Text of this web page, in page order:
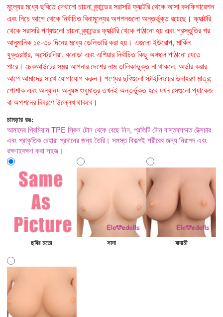
মূল্যের মধ্যে ছবিতে দেখানো চায়না ব্র্যান্ডের সরাসরি ফ্যাক্টরি থেকে আসা কনফিগারেশন
এবং নিচে আগে থেকে নির্বাচিত বিনামূল্যের অপশনগুলো অন্তর্ভুক্ত রয়েছে। ফ্যাক্টরি
থেকে সরাসরি পণ্যগুলো চায়না ব্র্যান্ডের ফ্যাক্টরি থেকে পাঠানো হয় এবং প্রস্তুতির পর
আনুমানিক ১৫-৩০ দিনের মধ্যে ডেলিভারি করা হয়। এগুলো ইউরোপ, মার্কিন
যুক্তরাষ্ট্র, অস্ট্রেলিয়া, কানাডা এবং এশিয়ার নির্বাচিত কিছু অঞ্চলে পাঠানো যেতে
পারে। চেকআউটের সময় আপনার দেশের নাম তালিকাভুক্ত না থাকলে, অর্ডার করার
আগে আমাদের সাথে যোগাযোগ করুন। পণ্যের ছবিগুলো স্টাইলিংয়ের উদাহরণ মাত্র;
পোশাক এবং অন্যান্য অনুষঙ্গ শুধুমাত্র তখনই অন্তর্ভুক্ত হবে যখন সেগুলো প্যাকেজ
বা অপশনের বিবরণে উল্লেখ থাকবে।
চামড়ার রঙ:
আমাদের প্রিমিয়াম TPE স্কিন টোন থেকে বেছে নিন, প্রতিটি টোন বাস্তবসম্মত টেক্সচার
এবং প্রাকৃতিক চেহারা প্রদানের জন্য তৈরি। সমস্ত বিকল্পই শরীরের জন্য নিরাপদ এবং
রক্ষণাবেক্ষণ করা সহজ।
ছবির মতো সাদা বাদামী